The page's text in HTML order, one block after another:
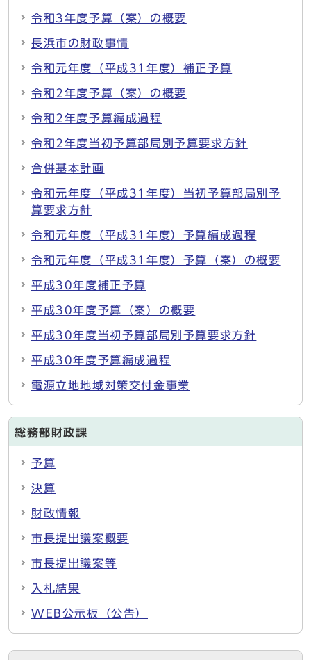
令和3年度予算（案）の概要
長浜市の財政事情
令和元年度（平成31年度）補正予算
令和2年度予算（案）の概要
令和2年度予算編成過程
令和2年度当初予算部局別予算要求方針
合併基本計画
令和元年度（平成31年度）当初予算部局別予
算要求方針
令和元年度（平成31年度）予算編成過程
令和元年度（平成31年度）予算（案）の概要
平成30年度補正予算
平成30年度予算（案）の概要
平成30年度当初予算部局別予算要求方針
平成30年度予算編成過程
電源立地地域対策交付金事業
総務部財政課
予算
決算
財政情報
市長提出議案概要
市長提出議案等
入札結果
WEB公示板（公告）